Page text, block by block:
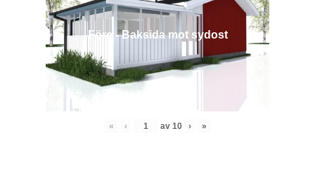
Före - Baksida mot sydost
« ‹ av 10 › »